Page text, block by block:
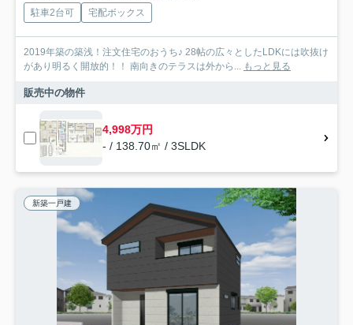
駐車2台可 宅配ボックス
2019年築の築浅！注文住宅のおうち♪ 28帖の広々としたLDKには吹抜け
があり明るく開放的！！ 南向きのテラスは外から... もっと見る
販売中の物件
4,998万円
- / 138.70㎡ / 3SLDK
新築一戸建